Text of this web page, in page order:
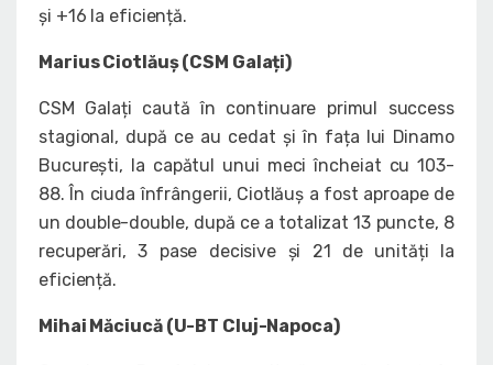
și +16 la eficiență.
Marius Ciotlăuș (CSM Galați)
CSM Galați caută în continuare primul success
stagional, după ce au cedat și în fața lui Dinamo
București, la capătul unui meci încheiat cu 103-
88. În ciuda înfrângerii, Ciotlăuș a fost aproape de
un double-double, după ce a totalizat 13 puncte, 8
recuperări, 3 pase decisive și 21 de unități la
eficiență.
Mihai Măciucă (U-BT Cluj-Napoca)